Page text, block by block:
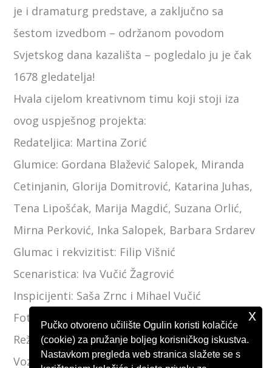
je i dramaturg predstave, a zaključno sa
šestom izvedbom – održanom povodom
Svjetskog dana kazališta – pogledalo ju je čak
1678 gledatelja!
Hvala cijelom kreativnom timu koji stoji iza
ovog uspješnog projekta:
Redateljica: Martina Zorić
Glumice: Gordana Blažević Salopek, Miranda
Cetinjanin, Glorija Domitrović, Katarina Juhas,
Tena Lipošćak, Marija Magdić, Suzana Orlić,
Mirna Perković, Inka Salopek, Barbara Srdarev
Glumac i rekvizitist: Filip Višnić
Scenaristica: Iva Vučić Žagrović
Inspicijenti: Saša Zrnc i Mihael Vučić
Fotografija: Ivan Lesić
Režija: Ivan Perković i Vjekoslav Žgela
Vozač: Igor Orlić
Pučko otvoreno učilište Ogulin koristi kolačiće
(cookie) za pružanje boljeg korisničkog iskustva.
Nastavkom pregleda web stranica slažete se s
x